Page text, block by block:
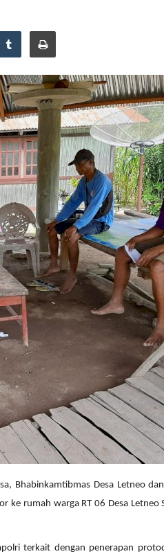
Bhabinkamtibmas Desa Letneo
ke rumah warga RT 06 Desa Letneo
terkait dengan penerapan